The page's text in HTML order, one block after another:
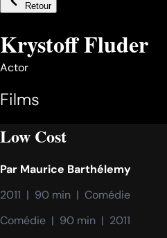
Retour
Krystoff Fluder
Actor
Films
Low Cost
Par Maurice Barthélemy
2011  |  90 min  |  Comédie
Comédie  |  90 min  |  2011